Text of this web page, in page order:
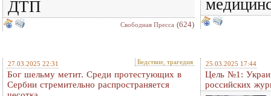
ДТП
Свободная Пресса (624)
27.03.2025 22:31 Бедствие, трагедия
Бог шельму метит. Среди протестующих в
Сербии стремительно распространяется
25.03.2025 17:44
Цель №1:
российских